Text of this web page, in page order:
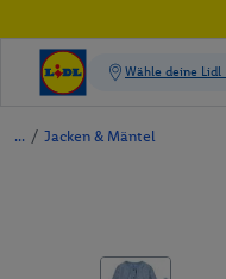
/ Jacken & Mäntel